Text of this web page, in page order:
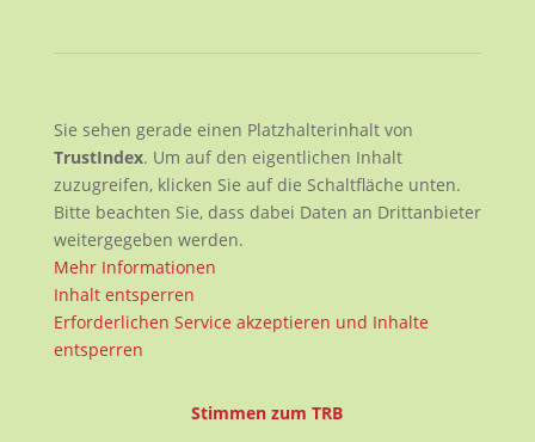
Sie sehen gerade einen Platzhalterinhalt von
TrustIndex. Um auf den eigentlichen Inhalt
zuzugreifen, klicken Sie auf die Schaltfläche unten.
Bitte beachten Sie, dass dabei Daten an Drittanbieter
weitergegeben werden.
Mehr Informationen
Inhalt entsperren
Erforderlichen Service akzeptieren und Inhalte
entsperren
Stimmen zum TRB